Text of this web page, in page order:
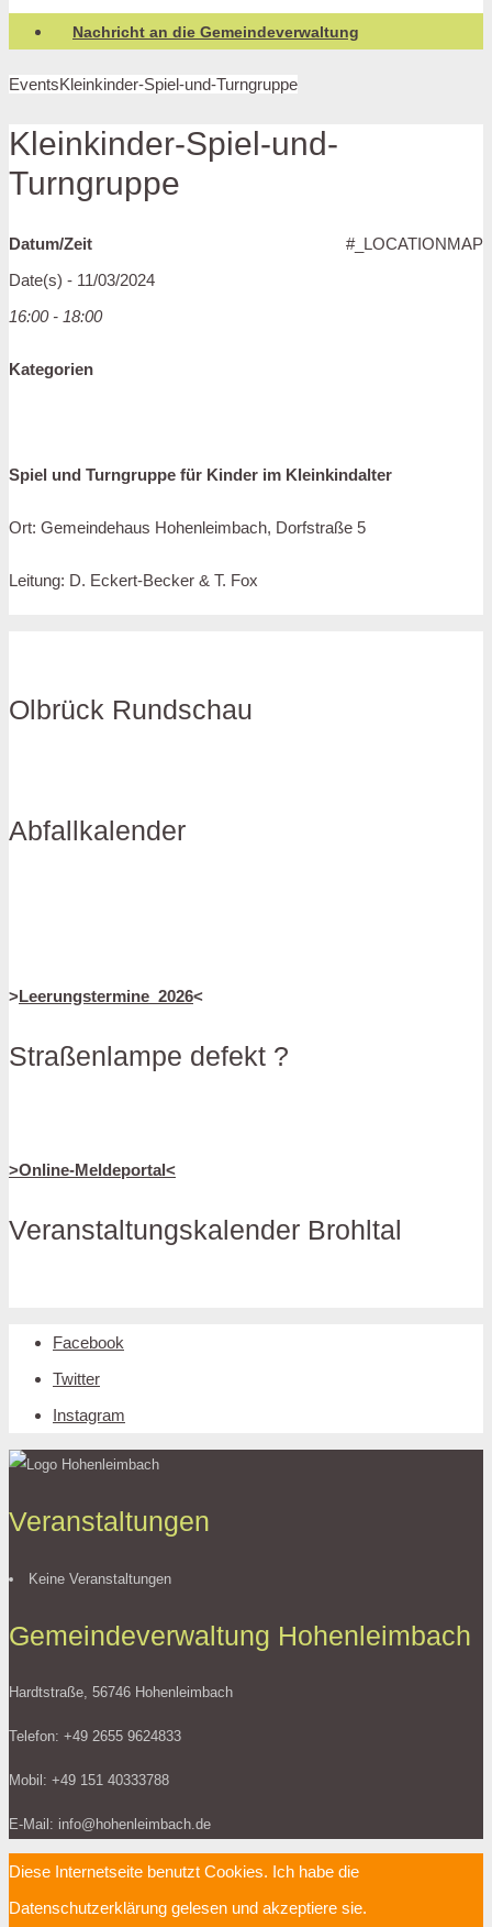
Nachricht an die Gemeindeverwaltung
EventsKleinkinder-Spiel-und-Turngruppe
Kleinkinder-Spiel-und-
Turngruppe
#_LOCATIONMAP
Datum/Zeit
Date(s) - 11/03/2024
16:00 - 18:00
Kategorien
Spiel und Turngruppe für Kinder im Kleinkindalter
Ort: Gemeindehaus Hohenleimbach, Dorfstraße 5
Leitung: D. Eckert-Becker & T. Fox
Olbrück Rundschau
Abfallkalender
>Leerungstermine_2026<
Straßenlampe defekt ?
>Online-Meldeportal<
Veranstaltungskalender Brohltal
Facebook
Twitter
Instagram
Veranstaltungen
Keine Veranstaltungen
Gemeindeverwaltung Hohenleimbach
Hardtstraße, 56746 Hohenleimbach
Telefon: +49 2655 9624833
Mobil: +49 151 40333788
E-Mail: info@hohenleimbach.de
Diese Internetseite benutzt Cookies. Ich habe die
Datenschutzerklärung gelesen und akzeptiere sie.